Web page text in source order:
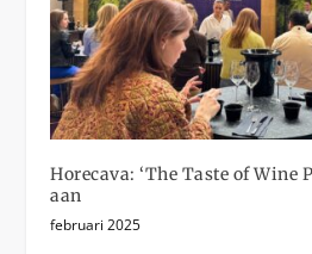
Horecava: ‘The Taste of Wine
aan
februari 2025